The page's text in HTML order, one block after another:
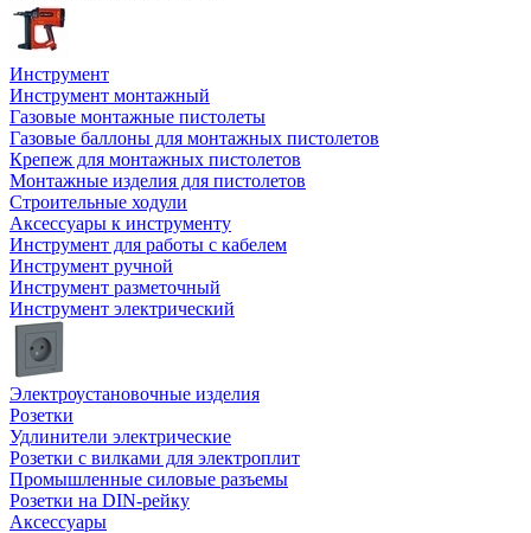
Инструмент
Инструмент монтажный
Газовые монтажные пистолеты
Газовые баллоны для монтажных пистолетов
Крепеж для монтажных пистолетов
Монтажные изделия для пистолетов
Строительные ходули
Аксессуары к инструменту
Инструмент для работы с кабелем
Инструмент ручной
Инструмент разметочный
Инструмент электрический
Электроустановочные изделия
Розетки
Удлинители электрические
Розетки с вилками для электроплит
Промышленные силовые разъемы
Розетки на DIN-рейку
Аксессуары